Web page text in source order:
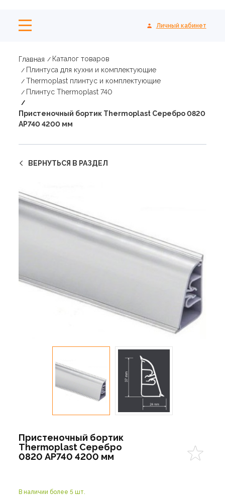
Личный кабинет
Главная
Каталог товаров
Плинтуса для кухни и комплектующие
Thermoplast плинтус и комплектующие
Плинтус Thermoplast 740
Пристеночный бортик Thermoplast Серебро 0820
AP740 4200 мм
ВЕРНУТЬСЯ В РАЗДЕЛ
Пристеночный бортик
Thermoplast Серебро
0820 AP740 4200 мм
В наличии более 5 шт.